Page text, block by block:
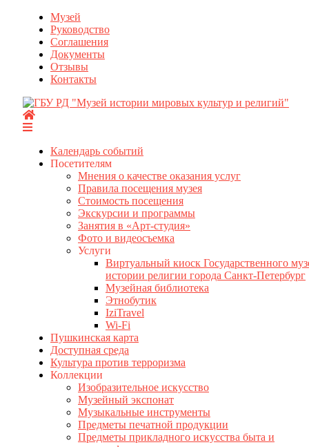
Перейти
содержимому
Музей
Руководство
Соглашения
Документы
Отзывы
Контакты
Календарь событий
Посетителям
Мнения о качестве оказания услуг
Правила посещения музея
Стоимость посещения
Экскурсии и программы
Занятия в «Арт-студия»
Фото и видеосъемка
Услуги
Виртуальный киоск Государственного
истории религии города Санкт-Петербург
Музейная библиотека
Этнобутик
IziTravel
Wi-Fi
Пушкинская карта
Доступная среда
Культура против терроризма
Коллекции
Изобразительное искусство
Музейный экспонат
Музыкальные инструменты
Предметы печатной продукции
Предметы прикладного искусства быта и